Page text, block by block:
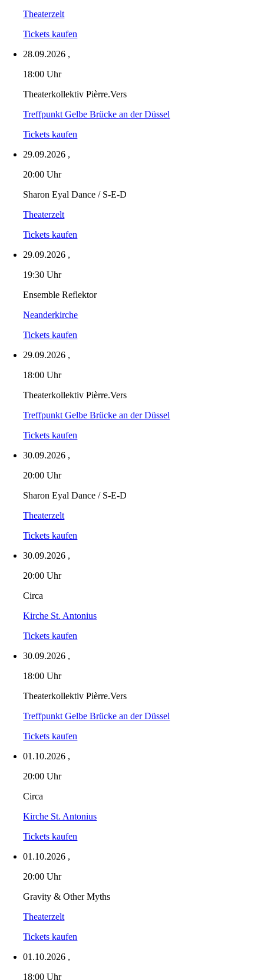
Theaterzelt
Tickets kaufen
28.09.2026 ,
18:00 Uhr
Theaterkollektiv Pièrre.Vers
Treffpunkt Gelbe Brücke an der Düssel
Tickets kaufen
29.09.2026 ,
20:00 Uhr
Sharon Eyal Dance / S-E-D
Theaterzelt
Tickets kaufen
29.09.2026 ,
19:30 Uhr
Ensemble Reflektor
Neanderkirche
Tickets kaufen
29.09.2026 ,
18:00 Uhr
Theaterkollektiv Pièrre.Vers
Treffpunkt Gelbe Brücke an der Düssel
Tickets kaufen
30.09.2026 ,
20:00 Uhr
Sharon Eyal Dance / S-E-D
Theaterzelt
Tickets kaufen
30.09.2026 ,
20:00 Uhr
Circa
Kirche St. Antonius
Tickets kaufen
30.09.2026 ,
18:00 Uhr
Theaterkollektiv Pièrre.Vers
Treffpunkt Gelbe Brücke an der Düssel
Tickets kaufen
01.10.2026 ,
20:00 Uhr
Circa
Kirche St. Antonius
Tickets kaufen
01.10.2026 ,
20:00 Uhr
Gravity & Other Myths
Theaterzelt
Tickets kaufen
01.10.2026 ,
18:00 Uhr